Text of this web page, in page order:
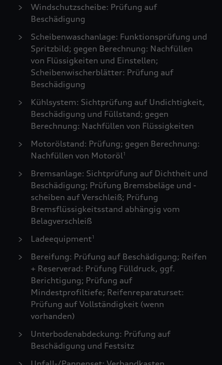
Windschutzscheibe: Prüfung auf
Beschädigung
Scheibenwaschanlage: Funktionsprüfung und
Spritzbild; gegen Berechnung: Nachfüllen
von Flüssigkeiten und Einstellen;
Scheibenwischerblätter: Prüfung auf
Beschädigung
Kühlsystem: Sichtprüfung auf Undichtigkeit,
Beschädigung und Füllstand; gegen
Berechnung: Nachfüllen von Flüssigkeiten
Motorölstand: Prüfung; gegen Berechnung:
Nachfüllen von Motoröl1
Bremsanlage: Sichtprüfung auf Dichtheit und
Beschädigung; Prüfung Bremsbeläge und -
scheiben auf Verschleiß; Prüfung
Bremsflüssigkeitsstand abhängig vom
Belagverschleiß
Ladeequipment1
Bereifung: Prüfung auf Beschädigung; Reifen
+ Reserverad: Prüfung Fülldruck, ggf.
Berichtigung; Prüfung auf
Mindestprofiltiefe; Reifenreparaturset:
Prüfung auf Vollständigkeit (wenn
vorhanden)
Unterbodenabdeckung: Prüfung auf
Beschädigung und Festsitz